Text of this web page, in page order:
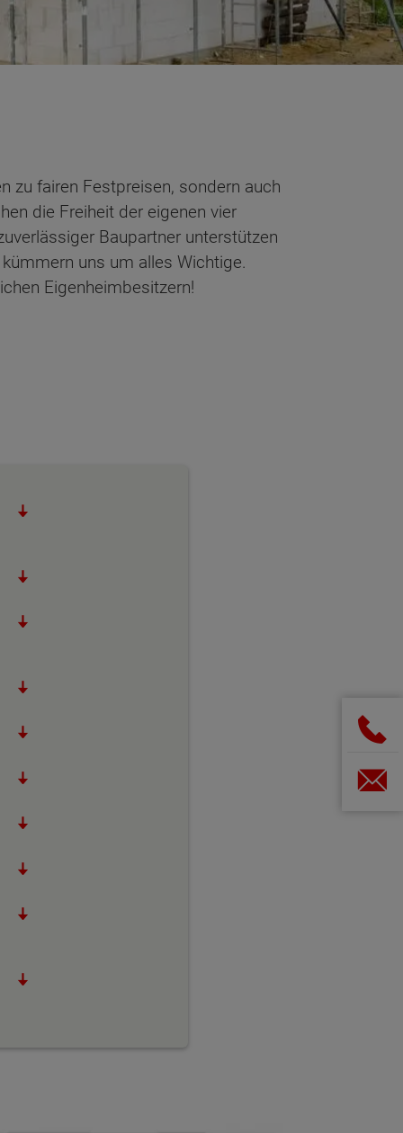
zu fairen Festpreisen, sondern auch
die Freiheit der eigenen vier
Baupartner unterstützen
uns um alles Wichtige.
Eigenheimbesitzern!